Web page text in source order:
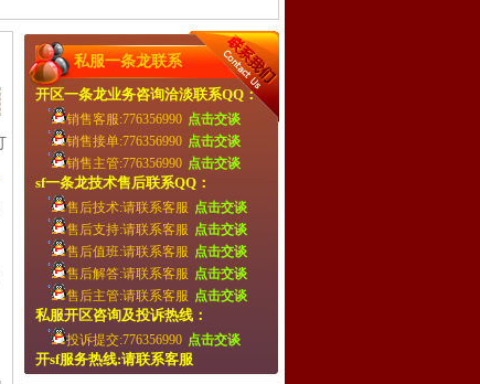
私服一条龙联系
开区一条龙业务咨询洽淡联系QQ：
销售客服:776356990 点击交谈
销售接单:776356990 点击交谈
销售主管:776356990 点击交谈
sf一条龙技术售后联系QQ：
售后技术:请联系客服 点击交谈
售后支持:请联系客服 点击交谈
售后值班:请联系客服 点击交谈
售后解答:请联系客服 点击交谈
售后主管:请联系客服 点击交谈
私服开区咨询及投诉热线：
投诉提交:776356990 点击交谈
开sf服务热线:请联系客服